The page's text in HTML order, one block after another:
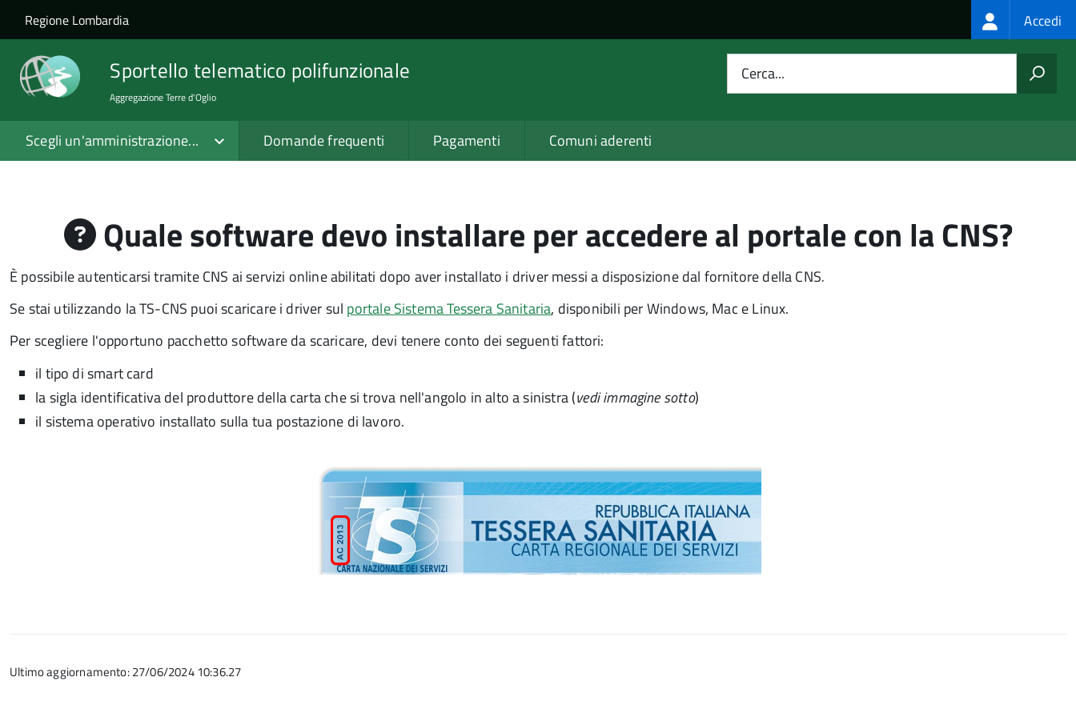
Salta al contenuto principale
Skip to site navigation
Regione Lombardia Login
menu
Accedi
Sportello telematico polifunzionale
Aggregazione Terre d'Oglio
Cerca...
Scegli un'amministrazione... Domande frequenti Pagamenti Comuni aderenti
Quale software devo installare per accedere al portale con la CNS?
È possibile autenticarsi tramite CNS ai servizi online abilitati dopo aver installato i driver messi a disposizione dal fornitore della CNS.
Se stai utilizzando la TS-CNS puoi scaricare i driver sul portale Sistema Tessera Sanitaria, disponibili per Windows, Mac e Linux.
Per scegliere l'opportuno pacchetto software da scaricare, devi tenere conto dei seguenti fattori:
il tipo di smart card
la sigla identificativa del produttore della carta che si trova nell'angolo in alto a sinistra (vedi immagine sotto)
il sistema operativo installato sulla tua postazione di lavoro.
Ultimo aggiornamento: 27/06/2024 10:36.27